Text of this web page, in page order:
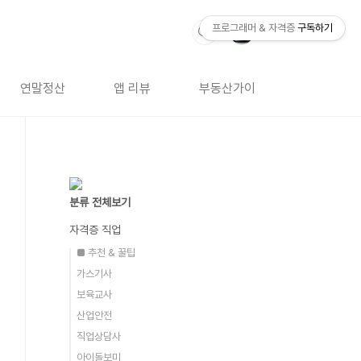
연말정산 앱 리뷰 부동산가이드
분류 전체보기
자격증 직업
■ 추천 & 꿀팁
가스기사
보육교사
산업안전
직업상담사
아이돌보미
프로그래머 & 자격증 구독하기